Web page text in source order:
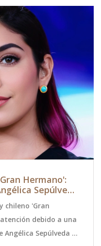
Hermano':
Sepúlveda
chileno 'Gran
debido a una
Sepúlveda y